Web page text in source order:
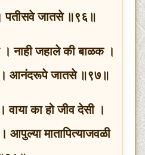
पतीसवे जातसे ॥९६॥
नाही जहाले की बाळक ।
। आनंदरूपे जातसे ॥९७॥
वाया का हो जीव देसी ।
आपुल्या मातापित्याजवळी